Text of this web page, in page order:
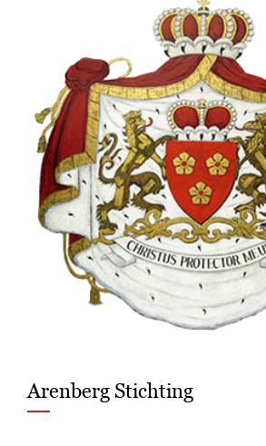
Arenberg Stichting